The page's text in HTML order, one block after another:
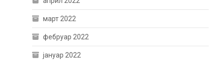
март 2022
фебруар 2022
јануар 2022